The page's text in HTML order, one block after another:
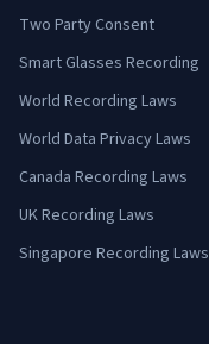
Two Party Consent
Smart Glasses Recording
World Recording Laws
World Data Privacy Laws
Canada Recording Laws
UK Recording Laws
Singapore Recording Laws